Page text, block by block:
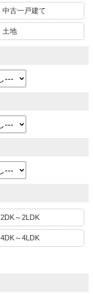
中古一戸建て
土地
2DK～2LDK
4DK～4LDK